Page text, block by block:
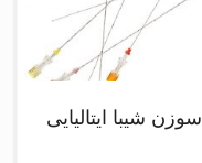
سوزن شیبا ایتالیایی